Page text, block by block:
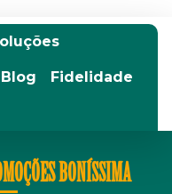
Blog Fidelidade
BONÍSSIMA